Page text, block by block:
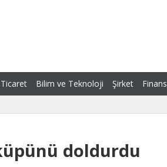
Ticaret Bilim ve Teknoloji Şirket Finans
küpünü doldurdu